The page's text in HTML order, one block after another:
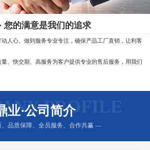
您的满意是我们的追求
人心。做到服务专业专注，确保产品工厂直销，让利客
、快交期、高服务为客户提供专业的售后服务，用我们
PROFILE
业·公司简介
品质保障、全员服务、合作共赢 —